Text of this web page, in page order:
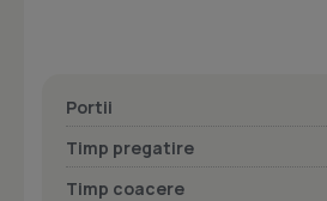
Portii
Timp pregatire
Timp coacere